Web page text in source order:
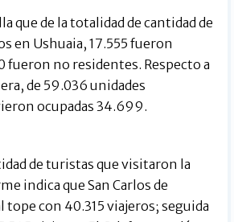
que de la totalidad de cantidad de
en Ushuaia, 17.555 fueron
no residentes. Respecto a
de 59.036 unidades
ocupadas 34.699.
de turistas que visitaron la
indica que San Carlos de
tope con 40.315 viajeros; seguida